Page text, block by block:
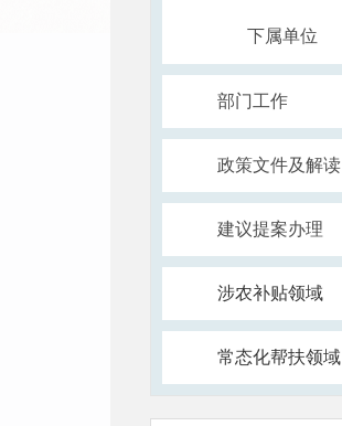
下属单位
部门工作
政策文件及解读
建议提案办理
涉农补贴领域
常态化帮扶领域